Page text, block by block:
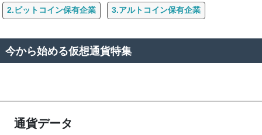
2.ビットコイン保有企業 3.アルトコイン保有企業
今から始める仮想通貨特集
通貨データ